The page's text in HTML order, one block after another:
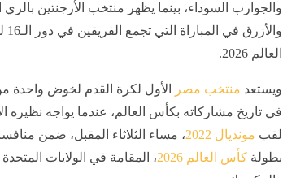
والجوارب السوداء، بينما يظهر منتخب الأرجنتين بالزي
العالم 2026.
ويستعد منتخب مصر
الأول لكرة القدم لخوض واحدة
في تاريخ مشاركاته بكأس العالم، عندما يواجه نظيره
لقب مونديال 2022
بطولةكأس العالم 2026
، المقامة في الولايات المتحدة